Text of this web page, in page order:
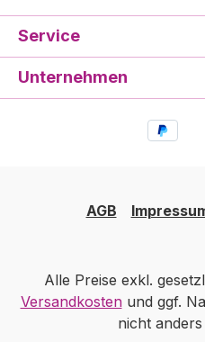
Service
Unternehmen
AGB
Alle Preise exkl.
Versandkostenund ggf.
nicht